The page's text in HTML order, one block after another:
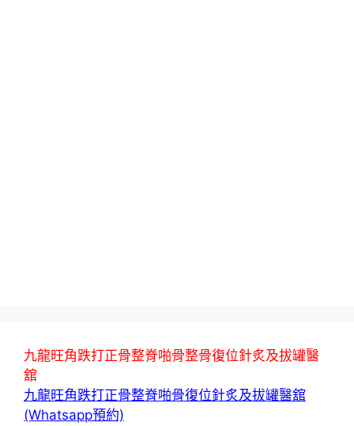
九龍旺角跌打正骨整脊啪骨整骨復位針炙及拔罐醫
舘
九龍旺角跌打正骨整脊啪骨復位針炙及拔罐醫舘
(Whatsapp預約)